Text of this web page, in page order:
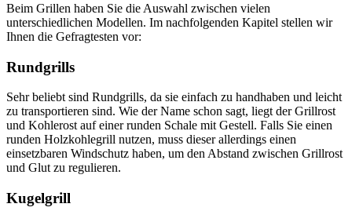
Beim Grillen haben Sie die Auswahl zwischen vielen
unterschiedlichen Modellen. Im nachfolgenden Kapitel stellen wir
Ihnen die Gefragtesten vor:
Rundgrills
Sehr beliebt sind Rundgrills, da sie einfach zu handhaben und leicht
zu transportieren sind. Wie der Name schon sagt, liegt der Grillrost
und Kohlerost auf einer runden Schale mit Gestell. Falls Sie einen
runden Holzkohlegrill nutzen, muss dieser allerdings einen
einsetzbaren Windschutz haben, um den Abstand zwischen Grillrost
und Glut zu regulieren.
Kugelgrill